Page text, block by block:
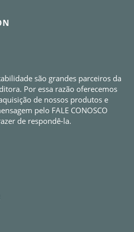
são grandes parceiros da
Por essa razão oferecemos
de nossos produtos e
pelo FALE CONOSCO
de respondê-la.